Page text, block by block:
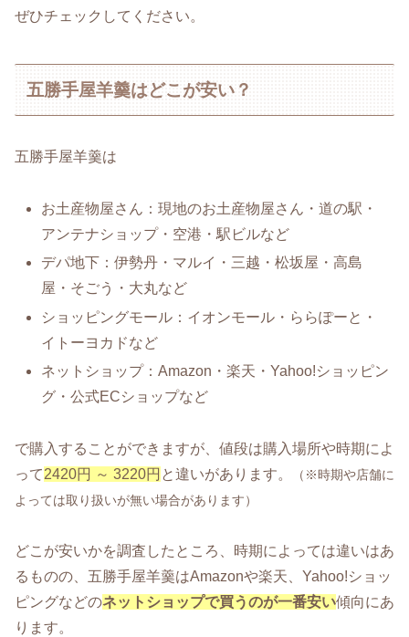
ぜひチェックしてください。
五勝手屋羊羹はどこが安い？
五勝手屋羊羹は
お土産物屋さん：現地のお土産物屋さん・道の駅・
アンテナショップ・空港・駅ビルなど
デパ地下：伊勢丹・マルイ・三越・松坂屋・高島
屋・そごう・大丸など
ショッピングモール：イオンモール・ららぽーと・
イトーヨカドなど
ネットショップ：Amazon・楽天・Yahoo!ショッピン
グ・公式ECショップなど
で購入することができますが、値段は購入場所や時期によ
って2420円 ～ 3220円 と違いがあります。
（※時期や店舗に
よっては取り扱いが無い場合があります）
どこが安いかを調査したところ、時期によっては違いはあ
るものの、五勝手屋羊羹はAmazonや楽天、Yahoo!ショッ
ピングなどのネットショップで買うのが一番安い傾向にあ
ります。